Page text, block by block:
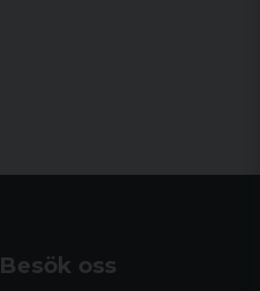
Besök oss